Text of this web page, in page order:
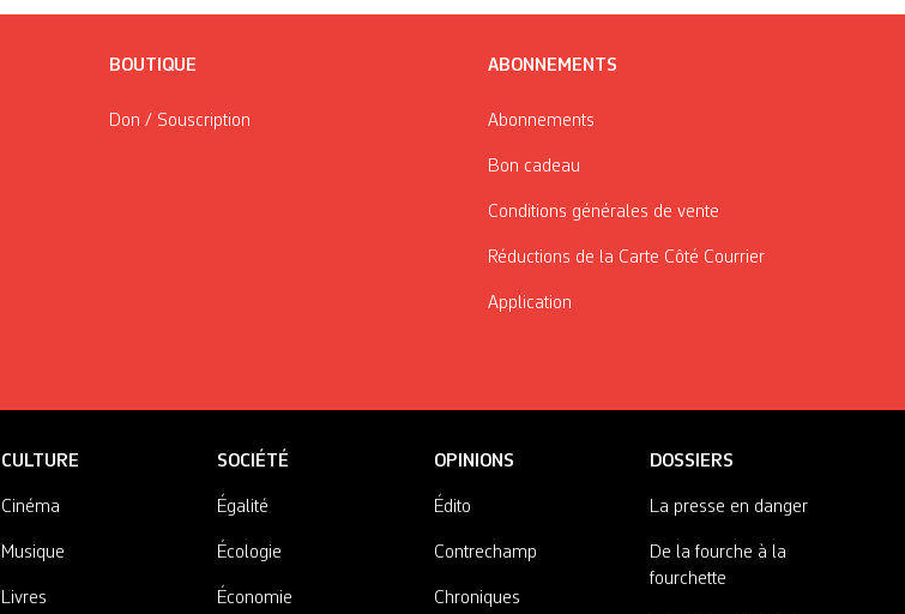
BOUTIQUE
Don / Souscription
ABONNEMENTS
Abonnements
Bon cadeau
Conditions générales de vente
Réductions de la Carte Côté Courrier
Application
CULTURE
Cinéma
Musique
Livres
SOCIÉTÉ
Égalité
Écologie
Économie
OPINIONS
Édito
Contrechamp
Chroniques
DOSSIERS
La presse en danger
De la fourche à la
fourchette